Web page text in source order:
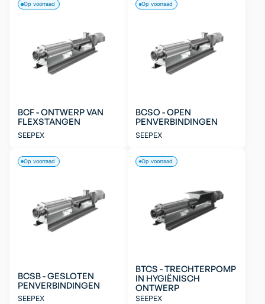
BCF - ONTWERP VAN
FLEXSTANGEN
SEEPEX
Op voorraad
BCSO - OPEN
PENVERBINDINGEN
SEEPEX
Op voorraad
BCSB - GESLOTEN
PENVERBINDINGEN
SEEPEX
Op voorraad
BTCS - TRECHTERPOMP
IN HYGIËNISCH
ONTWERP
SEEPEX
Op voorraad